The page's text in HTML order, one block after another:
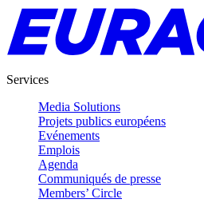
Services
Media Solutions
Projets publics européens
Evénements
Emplois
Agenda
Communiqués de presse
Members’ Circle